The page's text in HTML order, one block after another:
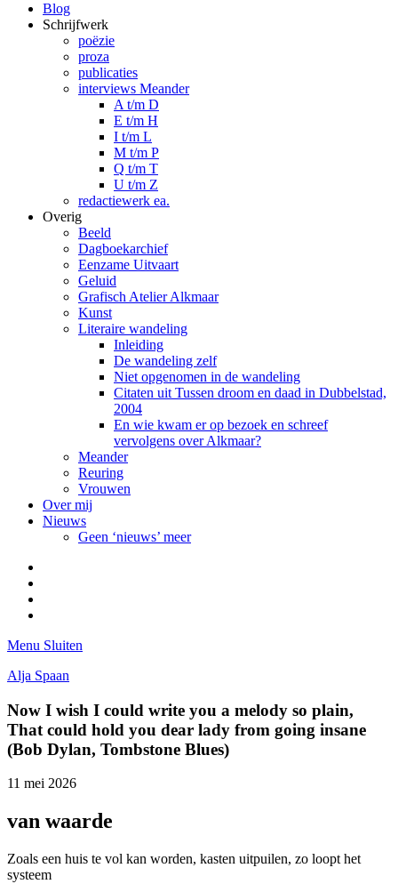
Blog
Schrijfwerk
poëzie
proza
publicaties
interviews Meander
A t/m D
E t/m H
I t/m L
M t/m P
Q t/m T
U t/m Z
redactiewerk ea.
Overig
Beeld
Dagboekarchief
Eenzame Uitvaart
Geluid
Grafisch Atelier Alkmaar
Kunst
Literaire wandeling
Inleiding
De wandeling zelf
Niet opgenomen in de wandeling
Citaten uit Tussen droom en daad in Dubbelstad,
2004
En wie kwam er op bezoek en schreef
vervolgens over Alkmaar?
Meander
Reuring
Vrouwen
Over mij
Nieuws
Geen ‘nieuws’ meer
Menu Sluiten
Alja Spaan
Now I wish I could write you a melody so plain,
That could hold you dear lady from going insane
(Bob Dylan, Tombstone Blues)
11 mei 2026
van waarde
Zoals een huis te vol kan worden, kasten uitpuilen, zo loopt het
systeem